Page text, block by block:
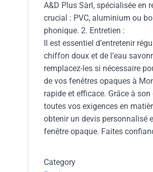
A&D Plus Sàrl, spécialisée en
crucial : PVC, aluminium ou
phonique. 2. Entretien :
Il est essentiel d’entretenir
chiffon doux et de l’eau
remplacez-les si nécessaire
de vos fenêtres opaques à
rapide et efficace. Grâce à
toutes vos exigences en
obtenir un devis personnalisé
fenêtre opaque. Faites
Category